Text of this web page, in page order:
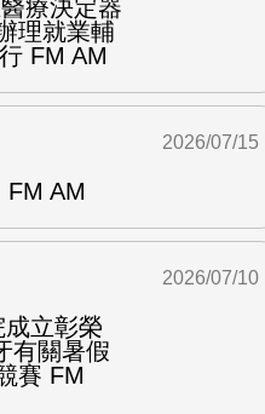
療決定器
理就業輔
FM AM
AM
2026/07/15
立彰榮
有關暑假
賽 FM
2026/07/10